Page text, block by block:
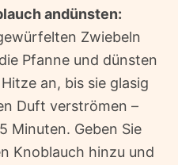
andünsten:
Zwiebeln
Pfanne und dünsten
an, bis sie glasig
Duft verströmen –
Minuten. Geben Sie
Knoblauch hinzu und